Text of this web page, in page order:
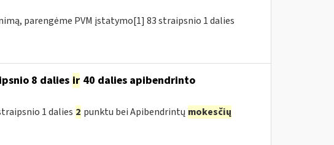
parengėme PVM įstatymo[1] 83 straipsnio 1 dalies
8 dalies ir40 dalies apibendrinto
1 dalies 2 punktu bei Apibendrintų mokesčių